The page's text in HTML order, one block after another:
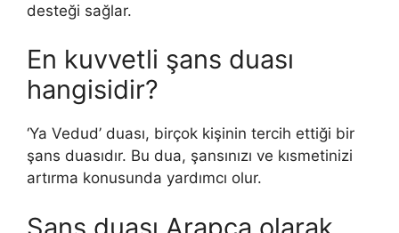
desteği sağlar.
En kuvvetli şans duası
hangisidir?
‘Ya Vedud’ duası, birçok kişinin tercih ettiği bir
şans duasıdır. Bu dua, şansınızı ve kısmetinizi
artırma konusunda yardımcı olur.